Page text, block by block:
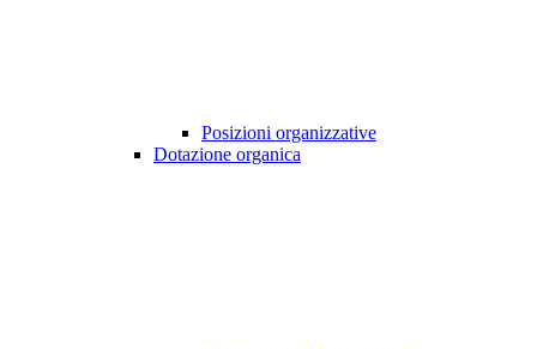
Posizioni organizzative
Dotazione organica